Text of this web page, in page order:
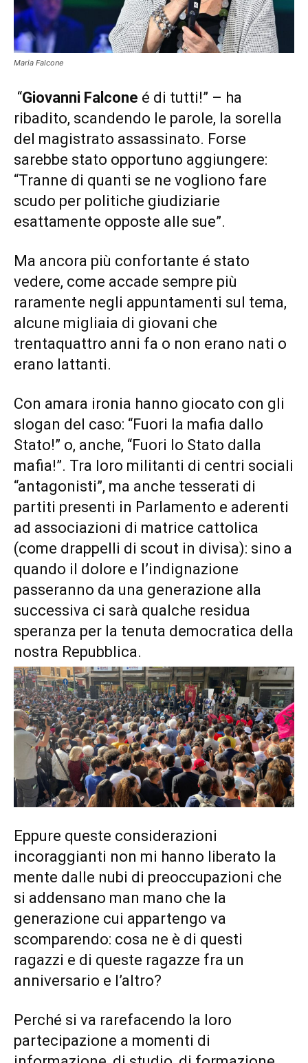
Maria Falcone
“Giovanni Falcone é di tutti!” – ha
ribadito, scandendo le parole, la sorella
del magistrato assassinato. Forse
sarebbe stato opportuno aggiungere:
“Tranne di quanti se ne vogliono fare
scudo per politiche giudiziarie
esattamente opposte alle sue”.
Ma ancora più confortante é stato
vedere, come accade sempre più
raramente negli appuntamenti sul tema,
alcune migliaia di giovani che
trentaquattro anni fa o non erano nati o
erano lattanti.
Con amara ironia hanno giocato con gli
slogan del caso: “Fuori la mafia dallo
Stato!” o, anche, “Fuori lo Stato dalla
mafia!”. Tra loro militanti di centri sociali
“antagonisti”, ma anche tesserati di
partiti presenti in Parlamento e aderenti
ad associazioni di matrice cattolica
(come drappelli di scout in divisa): sino a
quando il dolore e l’indignazione
passeranno da una generazione alla
successiva ci sarà qualche residua
speranza per la tenuta democratica della
nostra Repubblica.
Eppure queste considerazioni
incoraggianti non mi hanno liberato la
mente dalle nubi di preoccupazioni che
si addensano man mano che la
generazione cui appartengo va
scomparendo: cosa ne è di questi
ragazzi e di queste ragazze fra un
anniversario e l’altro?
Perché si va rarefacendo la loro
partecipazione a momenti di